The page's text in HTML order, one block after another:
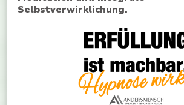
Selbstverwirklichung.